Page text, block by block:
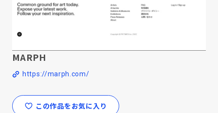
MARPH
https://marph.com/
この作品をお気に入り